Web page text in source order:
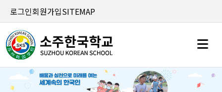
로그인회원가입SITEMAP